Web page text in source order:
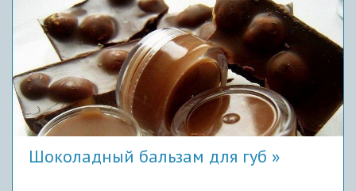
Шоколадный бальзам для губ